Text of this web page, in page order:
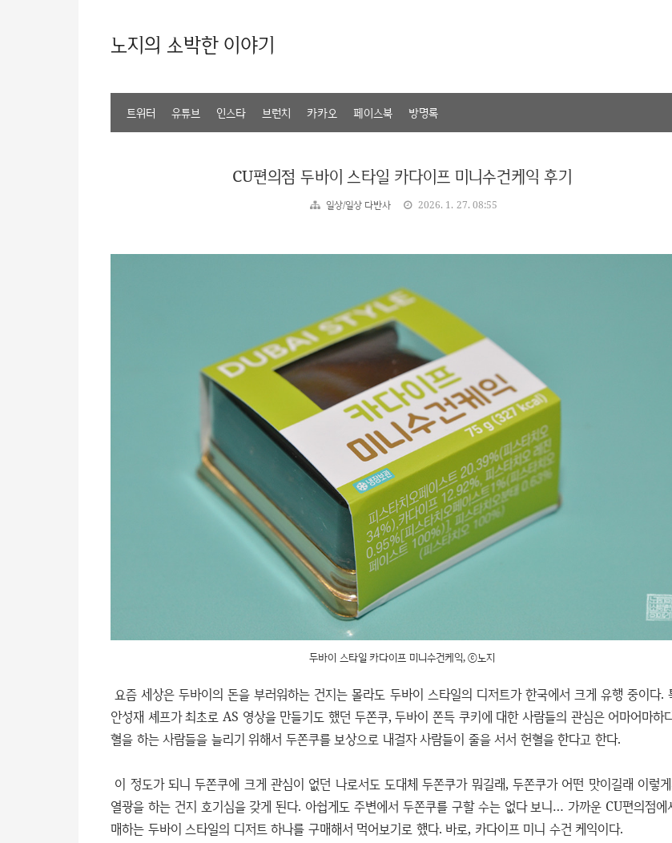
노지의 소박한 이야기
트위터 유튜브 인스타 브런치 카카오 페이스북 방명록
CU편의점 두바이 스타일 카다이프 미니수건케익 후기
일상/일상 다반사 2026. 1. 27. 08:55
두바이 스타일 카다이프 미니수건케익, ⓒ노지
요즘 세상은 두바이의 돈을 부러워하는 건지는 몰라도 두바이 스타일의 디저트가 한국에서 크게 유행 중이다.
안성재 셰프가 최초로 AS 영상을 만들기도 했던 두쫀쿠, 두바이 쫀득 쿠키에 대한 사람들의 관심은 어마어마하
혈을 하는 사람들을 늘리기 위해서 두쫀쿠를 보상으로 내걸자 사람들이 줄을 서서 헌혈을 한다고 한다.
이 정도가 되니 두쫀쿠에 크게 관심이 없던 나로서도 도대체 두쫀쿠가 뭐길래, 두쫀쿠가 어떤 맛이길래 이렇
열광을 하는 건지 호기심을 갖게 된다. 아쉽게도 주변에서 두쫀쿠를 구할 수는 없다 보니… 가까운 CU편의점에
매하는 두바이 스타일의 디저트 하나를 구매해서 먹어보기로 했다. 바로, 카다이프 미니 수건 케익이다.